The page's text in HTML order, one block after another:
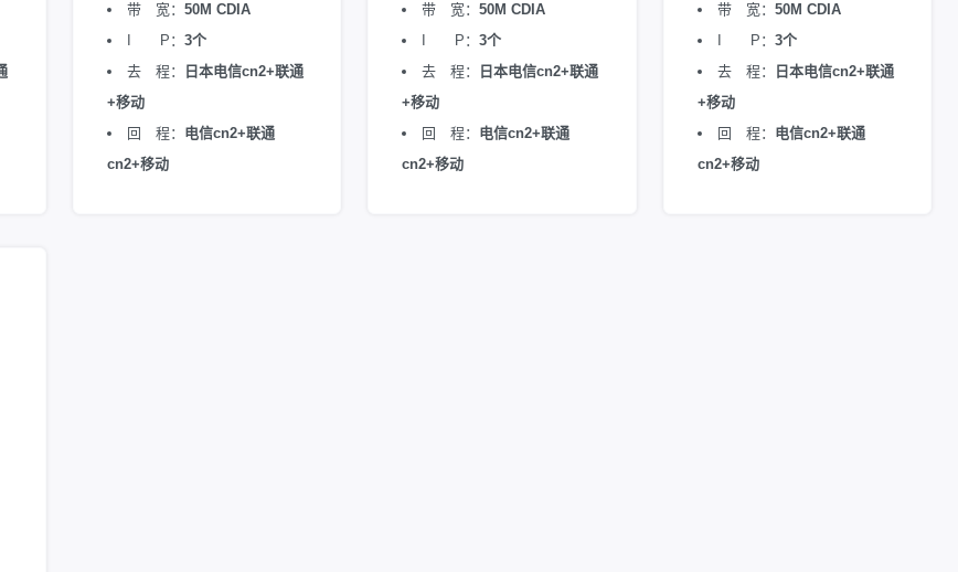
带 宽： 50M CDIA
I P： 3个
去 程：
日本电信cn2+联通
+移动
回 程： 电信cn2+联通
cn2+移动
带 宽： 50M CDIA
I P： 3个
去 程：
日本电信cn2+联通
+移动
回 程： 电信cn2+联通
cn2+移动
带 宽： 50M CDIA
I P： 3个
去 程：
日本电信cn2+联通
+移动
回 程： 电信cn2+联通
cn2+移动